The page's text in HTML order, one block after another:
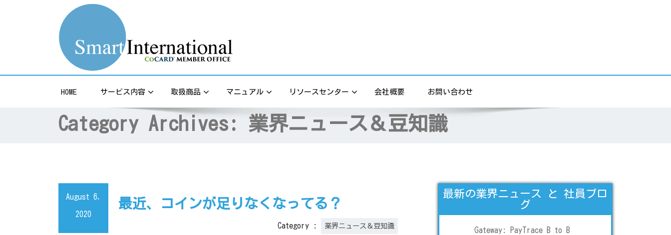
HOME サービス内容 取扱商品 マニュアル リソースセンター 会社概要 お問い合わせ
Category Archives: 業界ニュース＆豆知識
August 6,
2020
最近、コインが足りなくなってる？
Category : 業界ニュース＆豆知識
最新の業界ニュース と 社員ブロ
グ
Gateway: PayTrace B to B